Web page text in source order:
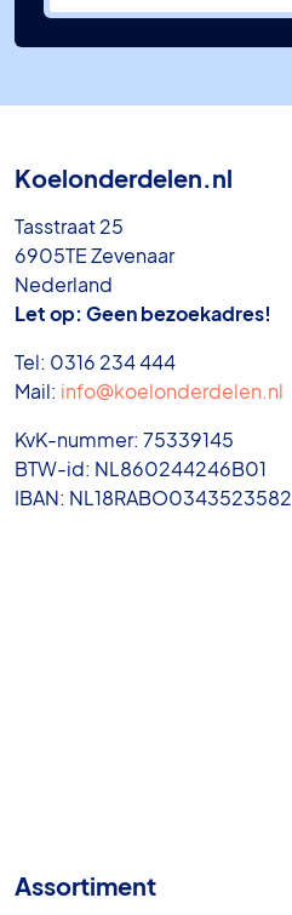
Koelonderdelen.nl
Tasstraat 25
6905TE Zevenaar
Nederland
Let op: Geen bezoekadres!
Tel: 0316 234 444
Mail: info@koelonderdelen.nl
KvK-nummer: 75339145
BTW-id: NL860244246B01
IBAN: NL18RABO0343523582
Assortiment